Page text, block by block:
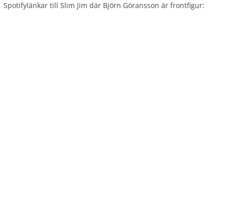
Spotifylänkar till Slim Jim där Björn Göransson är frontfigur: